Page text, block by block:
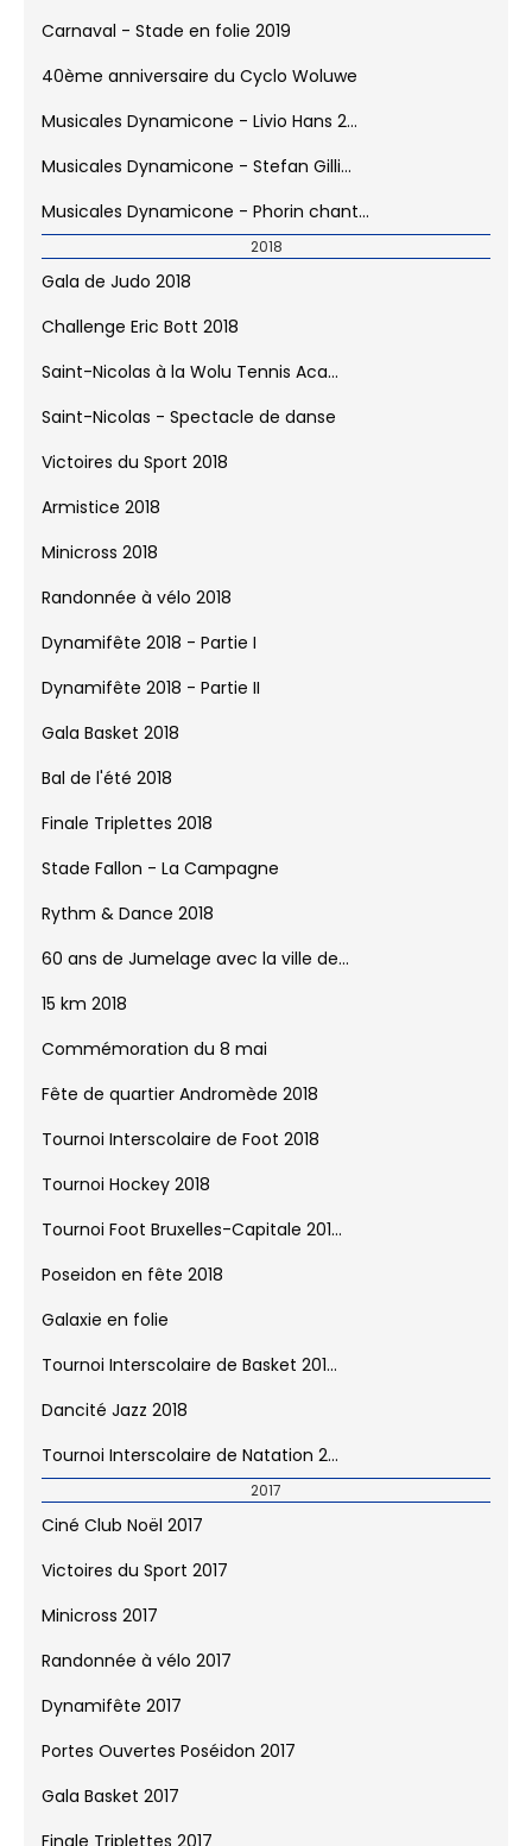
Carnaval - Stade en folie 2019
40ème anniversaire du Cyclo Woluwe
Musicales Dynamicone - Livio Hans 2...
Musicales Dynamicone - Stefan Gilli...
Musicales Dynamicone - Phorin chant...
2018
Gala de Judo 2018
Challenge Eric Bott 2018
Saint-Nicolas à la Wolu Tennis Aca...
Saint-Nicolas - Spectacle de danse
Victoires du Sport 2018
Armistice 2018
Minicross 2018
Randonnée à vélo 2018
Dynamifête 2018 - Partie I
Dynamifête 2018 - Partie II
Gala Basket 2018
Bal de l'été 2018
Finale Triplettes 2018
Stade Fallon - La Campagne
Rythm & Dance 2018
60 ans de Jumelage avec la ville de...
15 km 2018
Commémoration du 8 mai
Fête de quartier Andromède 2018
Tournoi Interscolaire de Foot 2018
Tournoi Hockey 2018
Tournoi Foot Bruxelles-Capitale 201...
Poseidon en fête 2018
Galaxie en folie
Tournoi Interscolaire de Basket 201...
Dancité Jazz 2018
Tournoi Interscolaire de Natation 2...
2017
Ciné Club Noël 2017
Victoires du Sport 2017
Minicross 2017
Randonnée à vélo 2017
Dynamifête 2017
Portes Ouvertes Poséidon 2017
Gala Basket 2017